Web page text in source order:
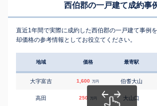
西伯郡の一戸建て成約事
直近1年間で実際に成約した西伯郡の一戸建て事例
却価格の参考情報としてお役立てください。
地域 価格 最寄駅
大字富吉 1,600 万円 伯耆大山
高田 250 万円 大山口